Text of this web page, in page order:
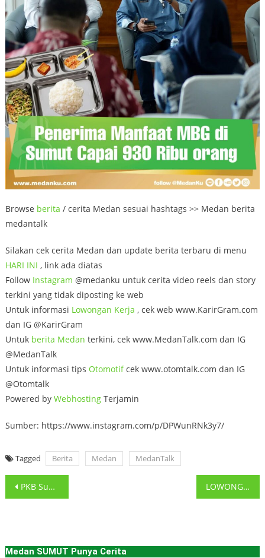
Browse berita / cerita Medan sesuai hashtags >> Medan berita
medantalk
Silakan cek cerita Medan dan update berita terbaru di menu
HARI INI , link ada diatas
Follow Instagram @medanku untuk cerita video reels dan story
terkini yang tidak diposting ke web
Untuk informasi Lowongan Kerja , cek web www.KarirGram.com
dan IG @KarirGram
Untuk berita Medan terkini, cek www.MedanTalk.com dan IG
@MedanTalk
Untuk informasi tips Otomotifcek www.otomtalk.com dan IG
@Otomtalk
Powered by WebhostingTerjamin
Sumber: https://www.instagram.com/p/DPWunRNk3y7/
Tagged Berita Medan MedanTalk
Post
PKB Sumut Tembus Rp974 Miliar, Pemutihan Pajak Ringankan Beban Warga LOWONGAN PEKERJAAN SALES KOORDINATOR • Pria/Wanita usia max 35 tahun
Medan SUMUT Punya Cerita